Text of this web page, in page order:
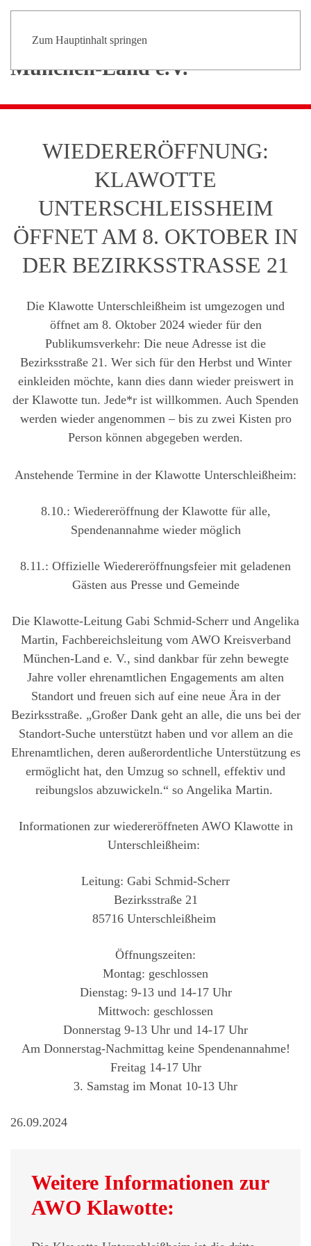
Zum Hauptinhalt springen
WIEDERERÖFFNUNG:
KLAWOTTE
UNTERSCHLEISSHEIM Ö
FFNET AM 8. OKTOBER IN D
ER BEZIRKSSTRASSE 21
Die Klawotte Unterschleißheim ist umgezogen und
öffnet am 8. Oktober 2024 wieder für den
Publikumsverkehr: Die neue Adresse ist die
Bezirksstraße 21. Wer sich für den Herbst und Winter
einkleiden möchte, kann dies dann wieder preiswert in
der Klawotte tun. Jede*r ist willkommen. Auch Spenden
werden wieder angenommen – bis zu zwei Kisten pro
Person können abgegeben werden.
Anstehende Termine in der Klawotte Unterschleißheim:
8.10.: Wiedereröffnung der Klawotte für alle,
Spendenannahme wieder möglich
8.11.: Offizielle Wiedereröffnungsfeier mit geladenen
Gästen aus Presse und Gemeinde
Die Klawotte-Leitung Gabi Schmid-Scherr und Angelika
Martin, Fachbereichsleitung vom AWO Kreisverband
München-Land e. V., sind dankbar für zehn bewegte
Jahre voller ehrenamtlichen Engagements am alten
Standort und freuen sich auf eine neue Ära in der
Bezirksstraße. „Großer Dank geht an alle, die uns bei der
Standort-Suche unterstützt haben und vor allem an die
Ehrenamtlichen, deren außerordentliche Unterstützung es
ermöglicht hat, den Umzug so schnell, effektiv und
reibungslos abzuwickeln.“ so Angelika Martin.
Informationen zur wiedereröffneten AWO Klawotte in
Unterschleißheim:
Leitung: Gabi Schmid-Scherr
Bezirksstraße 21
85716 Unterschleißheim
Öffnungszeiten:
Montag: geschlossen
Dienstag: 9-13 und 14-17 Uhr
Mittwoch: geschlossen
Donnerstag 9-13 Uhr und 14-17 Uhr
Am Donnerstag-Nachmittag keine Spendenannahme!
Freitag 14-17 Uhr
3. Samstag im Monat 10-13 Uhr
26.09.2024
Weitere Informationen zur
AWO Klawotte: